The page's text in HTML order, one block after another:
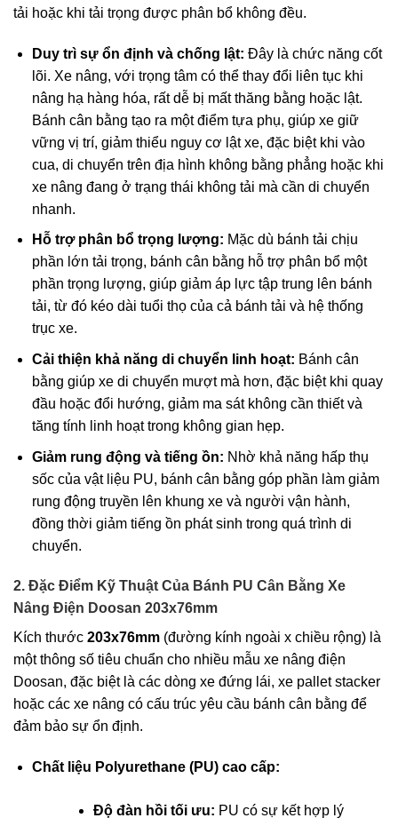
tải hoặc khi tải trọng được phân bổ không đều.
Duy trì sự ổn định và chống lật: Đây là chức năng cốt
lõi. Xe nâng, với trọng tâm có thể thay đổi liên tục khi
nâng hạ hàng hóa, rất dễ bị mất thăng bằng hoặc lật.
Bánh cân bằng tạo ra một điểm tựa phụ, giúp xe giữ
vững vị trí, giảm thiểu nguy cơ lật xe, đặc biệt khi vào
cua, di chuyển trên địa hình không bằng phẳng hoặc khi
xe nâng đang ở trạng thái không tải mà cần di chuyển
nhanh.
Hỗ trợ phân bổ trọng lượng: Mặc dù bánh tải chịu
phần lớn tải trọng, bánh cân bằng hỗ trợ phân bổ một
phần trọng lượng, giúp giảm áp lực tập trung lên bánh
tải, từ đó kéo dài tuổi thọ của cả bánh tải và hệ thống
trục xe.
Cải thiện khả năng di chuyển linh hoạt: Bánh cân
bằng giúp xe di chuyển mượt mà hơn, đặc biệt khi quay
đầu hoặc đổi hướng, giảm ma sát không cần thiết và
tăng tính linh hoạt trong không gian hẹp.
Giảm rung động và tiếng ồn: Nhờ khả năng hấp thụ
sốc của vật liệu PU, bánh cân bằng góp phần làm giảm
rung động truyền lên khung xe và người vận hành,
đồng thời giảm tiếng ồn phát sinh trong quá trình di
chuyển.
2. Đặc Điểm Kỹ Thuật Của Bánh PU Cân Bằng Xe
Nâng Điện Doosan 203x76mm
Kích thước 203x76mm (đường kính ngoài x chiều rộng) là
một thông số tiêu chuẩn cho nhiều mẫu xe nâng điện
Doosan, đặc biệt là các dòng xe đứng lái, xe pallet stacker
hoặc các xe nâng có cấu trúc yêu cầu bánh cân bằng để
đảm bảo sự ổn định.
Chất liệu Polyurethane (PU) cao cấp:
Độ đàn hồi tối ưu: PU có sự kết hợp lý